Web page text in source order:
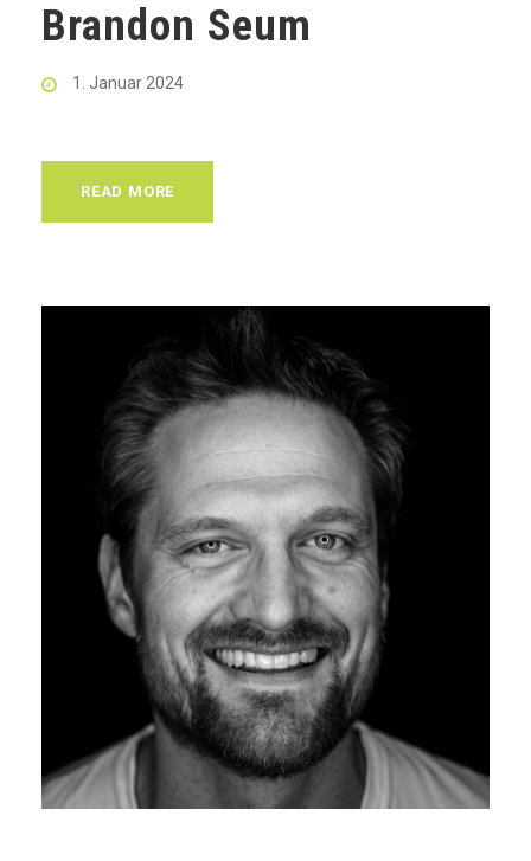
Brandon Seum
1. Januar 2024
READ MORE